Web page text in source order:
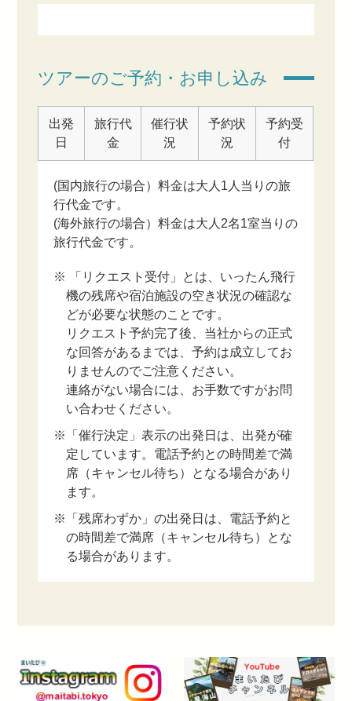
ツアーのご予約・お申し込み
出発
日
旅行代
金
催行状
況
予約状
況
予約受
付
(国内旅行の場合）料金は大人1人当りの旅
行代金です。
(海外旅行の場合）料金は大人2名1室当りの
旅行代金です。
※ 「リクエスト受付」とは、いったん飛行
機の残席や宿泊施設の空き状況の確認な
どが必要な状態のことです。
リクエスト予約完了後、当社からの正式
な回答があるまでは、予約は成立してお
りませんのでご注意ください。
連絡がない場合には、お手数ですがお問
い合わせください。
※「催行決定」表示の出発日は、出発が確
定しています。電話予約との時間差で満
席（キャンセル待ち）となる場合があり
ます。
※「残席わずか」の出発日は、電話予約と
の時間差で満席（キャンセル待ち）とな
る場合があります。